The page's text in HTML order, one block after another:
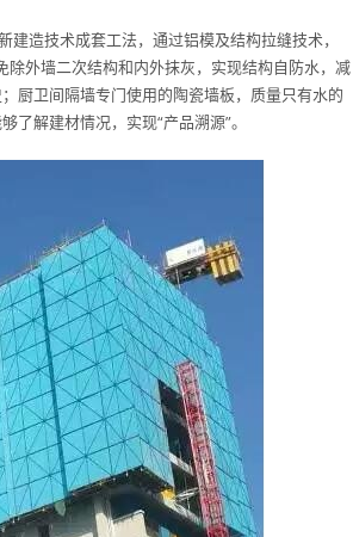
造技术成套工法，通过铝模及结构拉缝技术，
外墙二次结构和内外抹灰，实现结构自防水，减
厨卫间隔墙专门使用的陶瓷墙板，质量只有水的
解建材情况，实现“产品溯源”。